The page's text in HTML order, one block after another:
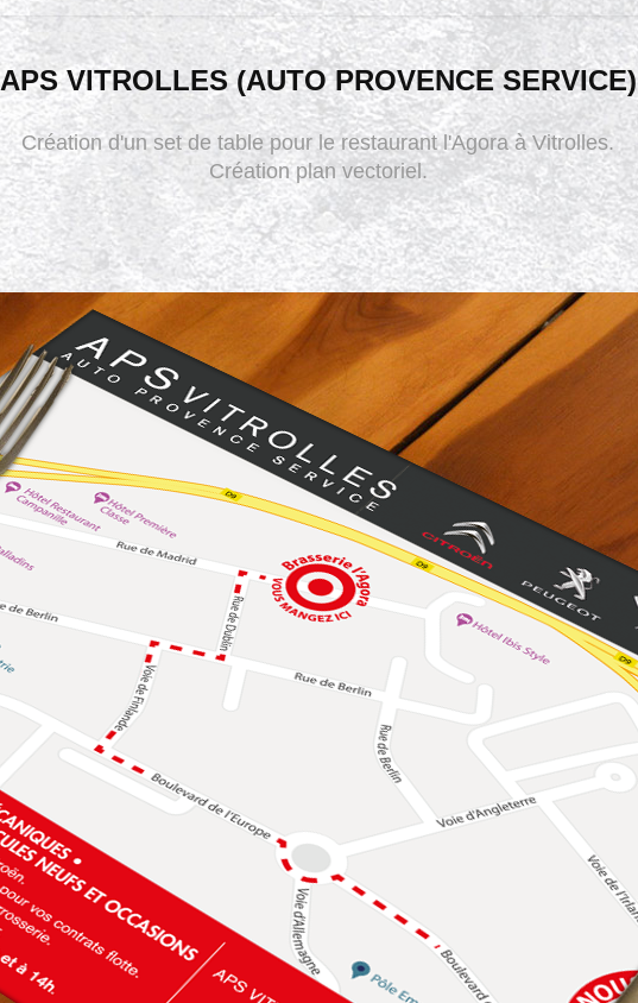
APS VITROLLES (AUTO PROVENCE SERVICE)
Création d'un set de table pour le restaurant l'Agora à Vitrolles.